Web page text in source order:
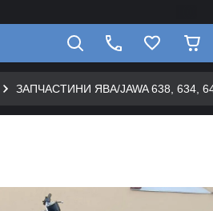
ЗАПЧАСТИНИ ЯВА/JAWA 638, 634,